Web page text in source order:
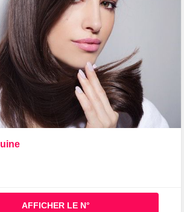
AFFICHER LE N°